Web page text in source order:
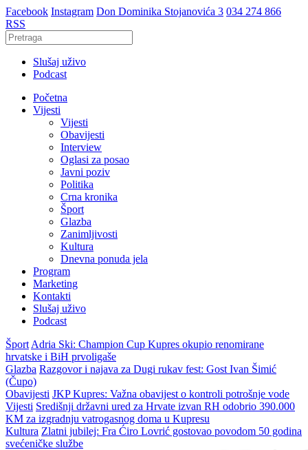
Facebook Instagram Don Dominika Stojanovića 3 034 274 866
RSS
Slušaj uživo
Podcast
Početna
Vijesti
Vijesti
Obavijesti
Interview
Oglasi za posao
Javni poziv
Politika
Crna kronika
Šport
Glazba
Zanimljivosti
Kultura
Dnevna ponuda jela
Program
Marketing
Kontakti
Slušaj uživo
Podcast
Šport Adria Ski: Champion Cup Kupres okupio renomirane
hrvatske i BiH prvoligaše
Glazba Razgovor i najava za Dugi rukav fest: Gost Ivan Šimić
(Čupo)
Obavijesti JKP Kupres: Važna obavijest o kontroli potrošnje vode
Vijesti Središnji državni ured za Hrvate izvan RH odobrio 390.000
KM za izgradnju vatrogasnog doma u Kupresu
Kultura Zlatni jubilej: Fra Ćiro Lovrić gostovao povodom 50 godina
svećeničke službe